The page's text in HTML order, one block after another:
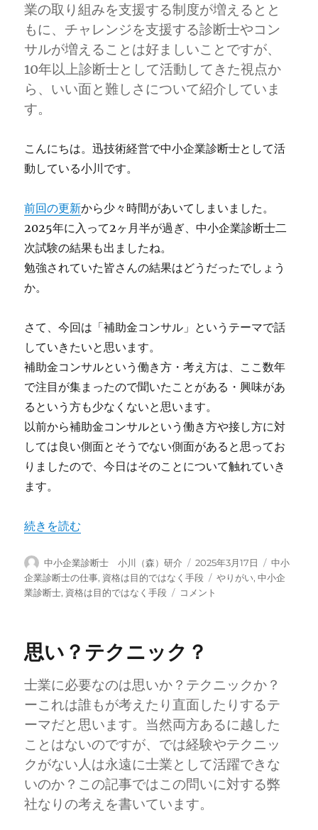
得
ま
で
の
リ
ア
得
ま
3
年
業の取り組みを支援する制度が増えるとと
もに、チャレンジを支援する診断士やコン
サルが増えることは好ましいことですが、
10年以上診断士として活動してきた視点か
ら、いい面と難しさについて紹介していま
す。
こんにちは。迅技術経営で中小企業診断士として活
動している小川です。
前回の更新から少々時間があいてしまいました。
2025年に入って2ヶ月半が過ぎ、中小企業診断士二
次試験の結果も出ましたね。
勉強されていた皆さんの結果はどうだったでしょう
か。
さて、今回は「補助金コンサル」というテーマで話
していきたいと思います。
補助金コンサルという働き方・考え方は、ここ数年
で注目が集まったので聞いたことがある・興味があ
るという方も少なくないと思います。
以前から補助金コンサルという働き方や接し方に対
しては良い側面とそうでない側面があると思ってお
りましたので、今日はそのことについて触れていき
ます。
“「補助金コンサル」のメリットと限界” の
続きを読む
投
稿
者
中小企業診断士 小川（森）研介
投
稿
日:
2025年3月17日
カ
テ
中小
企業診断士の仕事, 資格は目的ではなく手段
タ
やりがい,中小企
業診断士, 資格は目的ではなく手段
「補
ン
ル」
の
メ
リ
ッ
と
限
界
コメント
思い？テクニック？
士業に必要なのは思いか？テクニックか？
ーこれは誰もが考えたり直面したりするテ
ーマだと思います。当然両方あるに越した
ことはないのですが、では経験やテクニッ
クがない人は永遠に士業として活躍できな
いのか？この記事ではこの問いに対する弊
社なりの考えを書いています。